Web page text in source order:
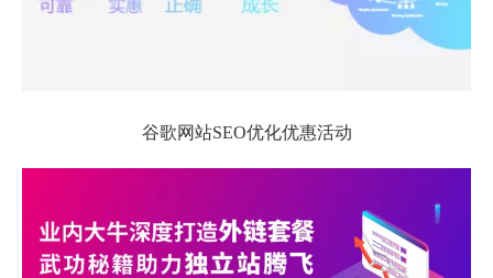
谷歌网站SEO优化优惠活动